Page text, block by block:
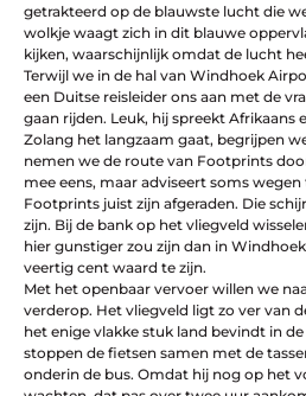
getrakteerd op de blauwste lucht die
wolkje waagt zich in dit blauwe
kijken, waarschijnlijk omdat de lucht
Terwijl we in de hal van Windhoek
een Duitse reisleider ons aan met de
gaan rijden. Leuk, hij spreekt Afrikaans
Zolang het langzaam gaat, begrijpen
nemen we de route van Footprints
mee eens, maar adviseert soms
Footprints juist zijn afgeraden. Die
zijn. Bij de bank op het vliegveld
hier gunstiger zou zijn dan in
veertig cent waard te zijn.
Met het openbaar vervoer willen we
verderop. Het vliegveld ligt zo ver van
het enige vlakke stuk land bevindt in
stoppen de fietsen samen met de
onderin de bus. Omdat hij nog op het